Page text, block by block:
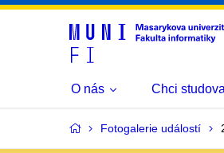
O nás Chci
Fotogalerie událostí